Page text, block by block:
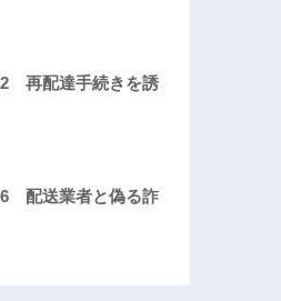
再配達手続きを誘
配送業者と偽る詐